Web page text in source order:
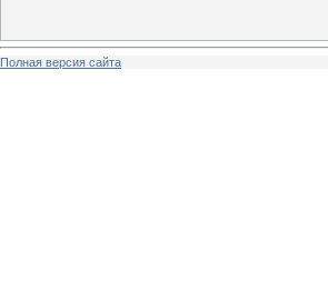
Полная версия сайта